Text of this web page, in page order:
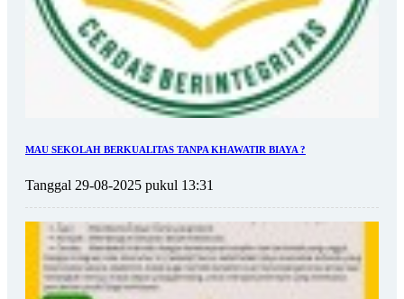
MAU SEKOLAH BERKUALITAS TANPA KHAWATIR BIAYA ?
Tanggal 29-08-2025 pukul 13:31